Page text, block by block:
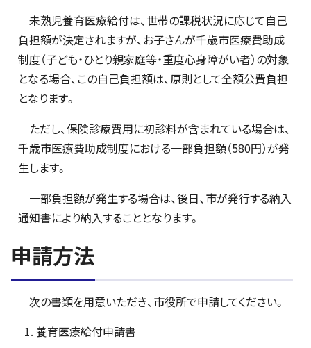
未熟児養育医療給付は、世帯の課税状況に応じて自己
負担額が決定されますが、お子さんが千歳市医療費助成
制度（子ども・ひとり親家庭等・重度心身障がい者）の対象
となる場合、この自己負担額は、原則として全額公費負担
となります。
ただし、保険診療費用に初診料が含まれている場合は、
千歳市医療費助成制度における一部負担額（580円）が発
生します。
一部負担額が発生する場合は、後日、市が発行する納入
通知書により納入することとなります。
申請方法
次の書類を用意いただき、市役所で申請してください。
養育医療給付申請書